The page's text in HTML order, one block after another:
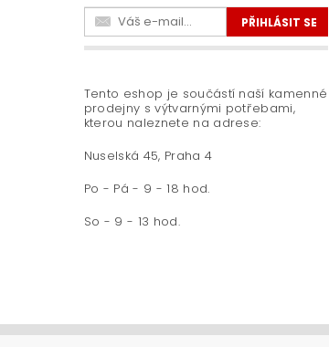
Tento eshop je součástí naší kamenné
prodejny s výtvarnými potřebami,
kterou naleznete na adrese:
Nuselská 45, Praha 4
Po - Pá - 9 - 18 hod.
So - 9 - 13 hod.